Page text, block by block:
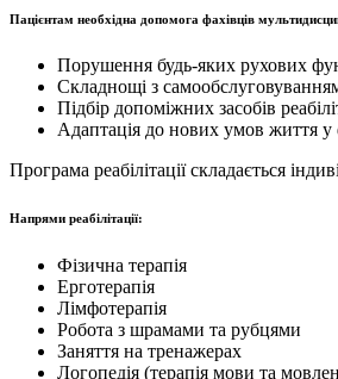
Пацієнтам необхідна допомога фахівців
Порушення будь-яких рухових
Складнощі з
Підбір допоміжних засобів
Адаптація до нових умов життя у
Програма реабілітації складається
Напрями реабілітації:
Фізична терапія
Ерготерапія
Лімфотерапія
Робота з шрамами та рубцями
Заняття на тренажерах
Логопедія (терапія мови та